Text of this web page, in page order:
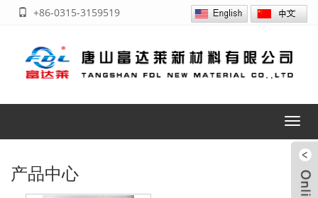
+86-0315-3159519
产品中心